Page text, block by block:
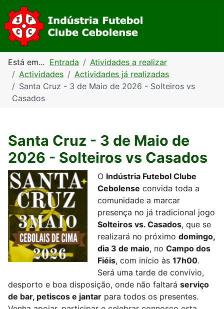
Está em... Entrada
Atividades a realizar
Actividades
Actividades já realizadas
Santa Cruz - 3 de Maio de 2026 - Solteiros vs
Casados
Santa Cruz - 3 de Maio de
2026 - Solteiros vs Casados
O Indústria Futebol Clube
Cebolense convida toda a
comunidade a marcar
presença no já tradicional jogo
Solteiros vs. Casados, que se
realizará no próximo domingo,
dia 3 de maio, no Campo dos
Fiéis, com início às 17h00.
Será uma tarde de convívio,
desporto e boa disposição, onde não faltará serviço
de bar, petiscos e jantar para todos os presentes.